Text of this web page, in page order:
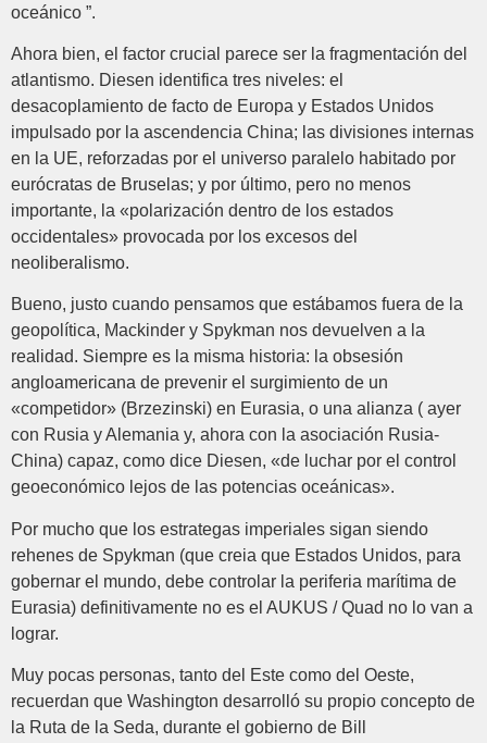
oceánico ”.
Ahora bien, el factor crucial parece ser la fragmentación del
atlantismo. Diesen identifica tres niveles: el
desacoplamiento de facto de Europa y Estados Unidos
impulsado por la ascendencia China; las divisiones internas
en la UE, reforzadas por el universo paralelo habitado por
eurócratas de Bruselas; y por último, pero no menos
importante, la «polarización dentro de los estados
occidentales» provocada por los excesos del
neoliberalismo.
Bueno, justo cuando pensamos que estábamos fuera de la
geopolítica, Mackinder y Spykman nos devuelven a la
realidad. Siempre es la misma historia: la obsesión
angloamericana de prevenir el surgimiento de un
«competidor» (Brzezinski) en Eurasia, o una alianza ( ayer
con Rusia y Alemania y, ahora con la asociación Rusia-
China) capaz, como dice Diesen, «de luchar por el control
geoeconómico lejos de las potencias oceánicas».
Por mucho que los estrategas imperiales sigan siendo
rehenes de Spykman (que creia que Estados Unidos, para
gobernar el mundo, debe controlar la periferia marítima de
Eurasia) definitivamente no es el AUKUS / Quad no lo van a
lograr.
Muy pocas personas, tanto del Este como del Oeste,
recuerdan que Washington desarrolló su propio concepto de
la Ruta de la Seda, durante el gobierno de Bill